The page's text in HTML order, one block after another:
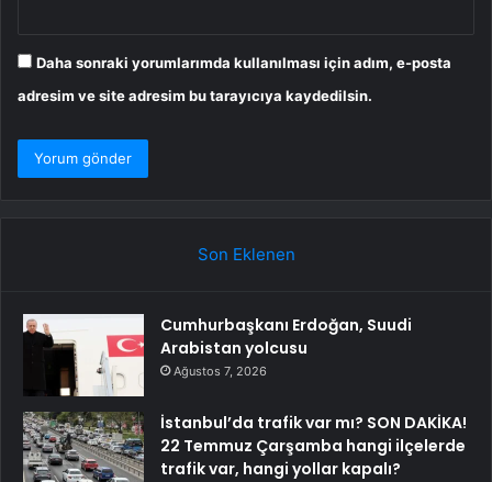
Daha sonraki yorumlarımda kullanılması için adım, e-posta
adresim ve site adresim bu tarayıcıya kaydedilsin.
Son Eklenen
Cumhurbaşkanı Erdoğan, Suudi
Arabistan yolcusu
Ağustos 7, 2026
İstanbul’da trafik var mı? SON DAKİKA!
22 Temmuz Çarşamba hangi ilçelerde
trafik var, hangi yollar kapalı?